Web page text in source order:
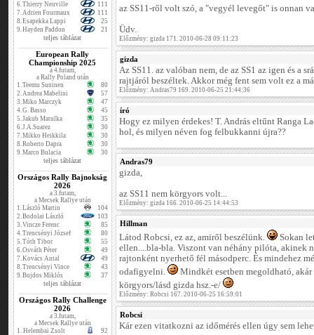
6.Thierry Neuville
111
7.Adrien Fourmaux
111
8.Esapekka Lappi
25
9.Hayden Paddon 21
teljes táblázat
European Rally
Championship 2025
a 4.futam,
a Rally Poland után
1.Teemu Suninen
80
2.Andrea Mabelini
57
3.Miko Marczyk
47
4.G. Basso
45
5.Jakub Matulka
35
6.J.A.Suarez
30
7.Mikko Heikkila
30
8.Roberto Dapra
30
9.Marco Bulacia 30
teljes táblázat
Országos Rally Bajnokság
2026
a 3.futam,
a Mecsek Rallye után
1.László Martin
104
2.Bodolai László
103
3.Vincze Ferenc
85
4.Trencsényi József
80
5.Tóth Tibor
55
6.Osváth Péter
49
7.Kovács Antal
49
8.Trencsényi Vince
43
9.Bujdos Miklós 37
teljes táblázat
Országos Rally Challenge
2026
a 3.futam,
a Mecsek Rallye után
1. Helembai Zsolt
92
az SS11-ről volt szó, a "vegyél levegőt" is onnan
Üdv.
Előzmény: gizda 171. 2010-06-28 09:11:23
gizda
Az SS11. az valóban nem, de az SS1 az igen és a
rajtjáról beszéltek. Akkor még fent sem volt ez a
Előzmény: Andras79 169. 2010-06-25 21:44:36
író
Hogy ez milyen érdekes! T. András eltűnt Ranga
hol, és milyen néven fog felbukkanni újra??
Andras79
gizda,
az SS11 nem körgyors volt...
Előzmény: gizda 166. 2010-06-25 14:44:53
Hillman
Látod Robcsi, ez az, amiről beszélünk.
Sokan
ellen....bla-bla. Viszont van néhány pilóta, akinek
rajtonként nyerhető fél másodperc. És mindehez
odafigyelni.
Mindkét esetben megoldható,
körgyors/lásd gizda hsz.-e/
Előzmény: Robcsi 167. 2010-06-25 16:59:01
Robcsi
Kár ezen vitatkozni az időmérés ellen úgy sem